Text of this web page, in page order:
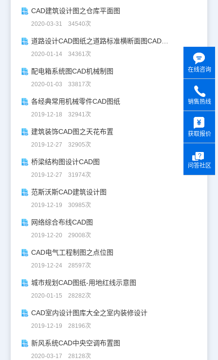
CAD建筑设计图之仓库平面图
2020-03-31 34540次
道路设计CAD图纸之道路标准横断面图CAD图纸
2020-01-14 34361次
配电箱系统图CAD机械制图
2020-01-03 33817次
各经典常用机械零件CAD图纸
2019-12-18 32941次
建筑装饰CAD图之天花布置
2019-12-27 32905次
桥梁结构图设计CAD图
2019-12-27 31974次
范斯沃斯CAD建筑设计图
2019-12-19 30985次
网络综合布线CAD图
2019-12-20 29008次
CAD电气工程制图之点位图
2019-12-24 28597次
城市规划CAD图纸-用地红线示意图
2020-01-15 28282次
CAD室内设计图库大全之室内装修设计
2019-12-19 28196次
新风系统CAD中央空调布置图
2020-03-17 28128次
在线咨询
销售热线
获取报价
问答社区